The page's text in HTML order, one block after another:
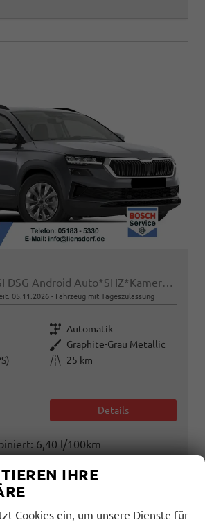
Selection 1.5 TSI DSG Android Auto*SHZ*Kamera*PDC v/h*Klimaauto*SUNSET*LED
05.11.2026 Fahrzeug mit Tageszulassung
Getriebe Automatik
Außenfarbe Graphite-Grau Metallic
Kilometerstand
25 km
Details
6,40 l/100km
145,00 g/kmIHRE
Cookies ein, um unsere Dienste für